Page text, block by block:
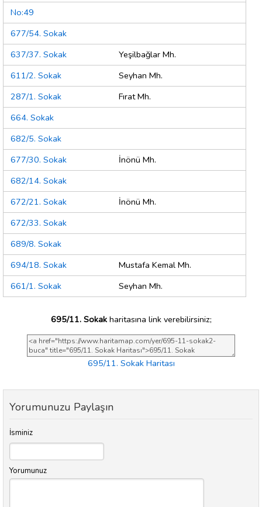
No:49
677/54. Sokak
637/37. Sokak
Yeşilbağlar Mh.
611/2. Sokak
Seyhan Mh.
287/1. Sokak
Fırat Mh.
664. Sokak
682/5. Sokak
677/30. Sokak
İnönü Mh.
682/14. Sokak
672/21. Sokak
İnönü Mh.
672/33. Sokak
689/8. Sokak
694/18. Sokak
Mustafa Kemal Mh.
661/1. Sokak
Seyhan Mh.
695/11. Sokakharitasına link verebilirsiniz;
695/11. Sokak Haritası
Yorumunuzu Paylaşın
İsminiz
Yorumunuz